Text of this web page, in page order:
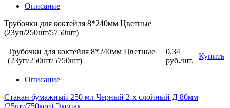
Описание
Трубочки для коктейля 8*240мм Цветные
(23уп/250шт/5750шт)
Трубочки для коктейля 8*240мм Цветные
(23уп/250шт/5750шт)
0.34
руб./шт.
Купить
Описание
Стакан бумажный 250 мл Черный 2-х слойный Д 80мм
(25шт/750кор) Экопак